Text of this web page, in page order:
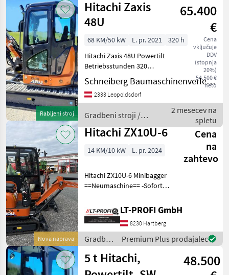
trgovcev oglasi
Hitachi
Rabljeni stroj
Hitachi Zaxis
48U
65.400
€
Cena
vključuje
DDV
(stopnja
20%)
54.500 €
neto
68 KM/50 kW L. pr. 2021
320 h
Hitachi Zaxis 48U Powertilt
Betriebsstunden 320
Baujahr 2021 Zubehör
Grabenschaufel Schaufel
30/600 Siebschaufel
Ersatzkett
Schneiberg Baumaschinenverleih GmbH
2333 Leopoldsdorf
Gradbeni stroji /
Hitachi
2 mesecev na
spletu
Nova naprava
Hitachi ZX10U-6
Cena
na
zahtevo
14 KM/10 kW L. pr. 2024
Hitachi ZX10U-6 Minibagger
==Neumaschine== -Sofort
Schnellwechsler -inkl.
Löffelpaket -inkl. Hydraulik
Hammer Maschine zu
besichtigen bei
LT-PROFI GmbH
8230 Hartberg
Gradbeni
stroji /
Hitachi
Premium Plus prodajalec
5 t Hitachi,
48.500